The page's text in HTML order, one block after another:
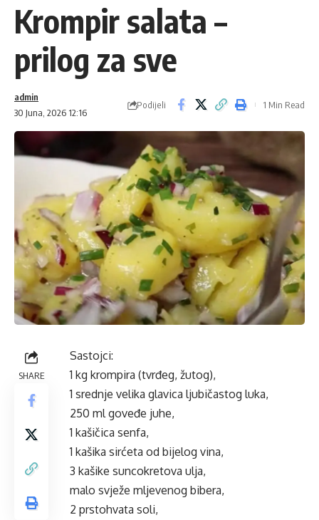
Krompir salata –
prilog za sve
30 Juna, 2026 12:16
admin
Podijeli 1 Min Read
SHARE
Sastojci:
1 kg krompira (tvrđeg, žutog),
1 srednje velika glavica ljubičastog luka,
250 ml goveđe juhe,
1 kašičica senfa,
1 kašika sirćeta od bijelog vina,
3 kašike suncokretova ulja,
malo svježe mljevenog bibera,
2 prstohvata soli,